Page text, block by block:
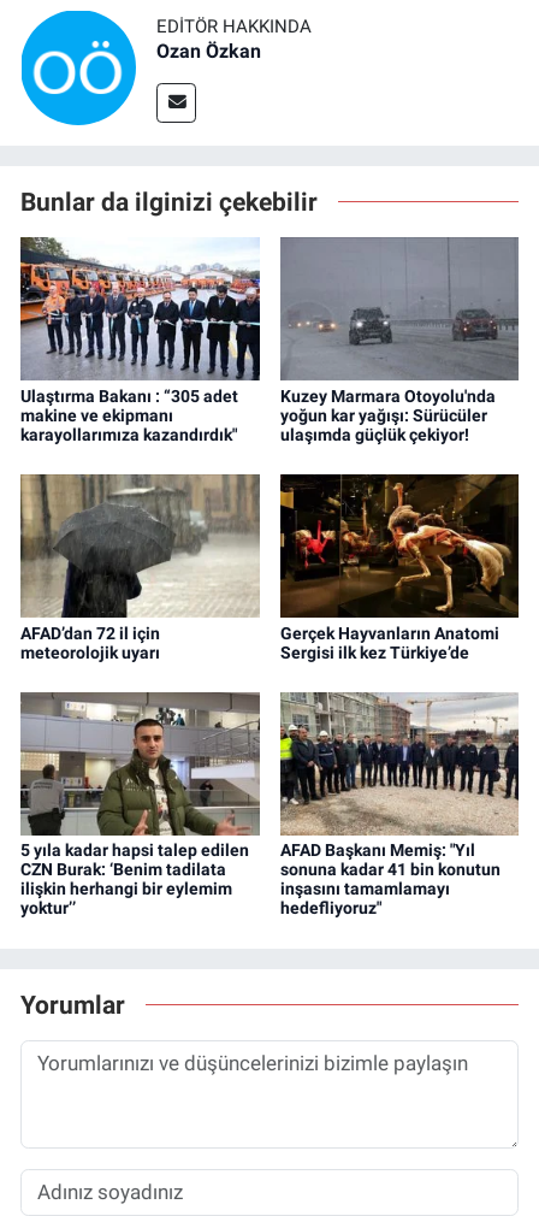
EDITÖR HAKKINDA
Ozan Özkan
Bunlar da ilginizi çekebilir
Ulaştırma Bakanı : “305 adet
makine ve ekipmanı
karayollarımıza kazandırdık"
Kuzey Marmara Otoyolu'nda
yoğun kar yağışı: Sürücüler
ulaşımda güçlük çekiyor!
AFAD’dan 72 il için
meteorolojik uyarı
Gerçek Hayvanların Anatomi
Sergisi ilk kez Türkiye’de
5 yıla kadar hapsi talep edilen
CZN Burak: ‘Benim tadilata
ilişkin herhangi bir eylemim
yoktur’’
AFAD Başkanı Memiş: "Yıl
sonuna kadar 41 bin konutun
inşasını tamamlamayı
hedefliyoruz"
Yorumlar